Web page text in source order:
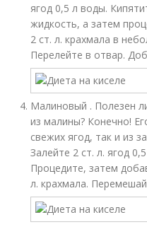
ягод 0,5 л воды.
жидкость, а затем
2 ст. л. крахмала в
Перелейте в отвар.
Малиновый . Полезен
из малины? Конечно!
свежих ягод, так и из
Залейте 2 ст. л. ягод
Процедите, затем
л. крахмала.